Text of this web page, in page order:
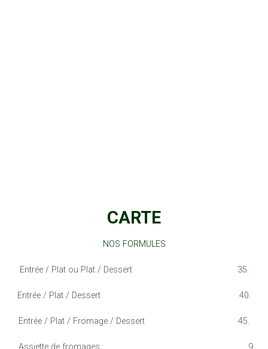
CARTE
NOS FORMULES
Entrée / Plat ou Plat / Dessert 35.
Entrée / Plat / Dessert 40.
Entrée / Plat / Fromage / Dessert 45.
Assiette de fromages 9.